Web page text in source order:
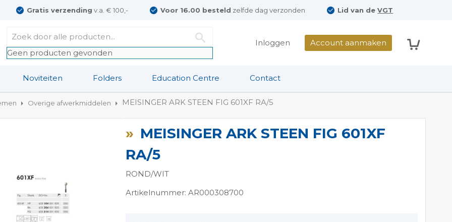
Gratis verzending v.a. € 100,- Voor 16.00 besteld zelfde dag verzonden Lid van deVGT
Geen producten gevonden
Inloggen Account aanmaken
Noviteiten Folders Education Centre Contact
Overige afwerkmiddelen MEISINGER ARK STEEN FIG 601XF RA/5
MEISINGER ARK STEEN FIG 601XF
RA/5
ROND/WIT
Artikelnummer: AR000308700